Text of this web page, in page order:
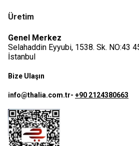
Üretim
Genel Merkez
Selahaddin Eyyubi, 1538. Sk. NO:43
İstanbul
Bize Ulaşın
info@thalia.com.tr- +90 2124380663